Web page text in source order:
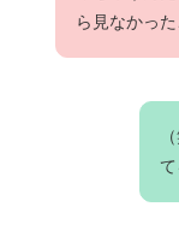
ら見なかっ